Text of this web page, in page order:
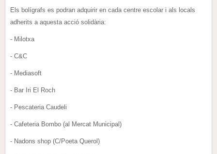
Els bolígrafs es podran adquirir en cada centre escolar i als locals
adherits a aquesta acció solidària:
- Milotxa
- C&C
- Mediasoft
- Bar Iri El Roch
- Pescateria Caudeli
- Cafeteria Bombo (al Mercat Municipal)
- Nadons shop (C/Poeta Querol)